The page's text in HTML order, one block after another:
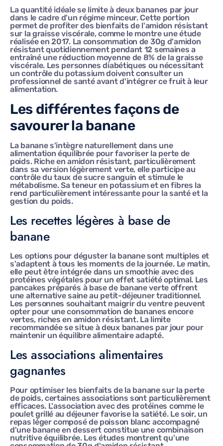
La quantité idéale se limite à deux bananes par jour
dans le cadre d'un régime minceur. Cette portion
permet de profiter des bienfaits de l'amidon résistant
sur la graisse viscérale, comme le montre une étude
réalisée en 2017. La consommation de 30g d'amidon
résistant quotidiennement pendant 12 semaines a
entraîné une réduction moyenne de 8% de la graisse
viscérale. Les personnes diabétiques ou nécessitant
un contrôle du potassium doivent consulter un
professionnel de santé avant d'intégrer ce fruit à leur
alimentation.
Les différentes façons de
savourer la banane
La banane s'intègre naturellement dans une
alimentation équilibrée pour favoriser la perte de
poids. Riche en amidon résistant, particulièrement
dans sa version légèrement verte, elle participe au
contrôle du taux de sucre sanguin et stimule le
métabolisme. Sa teneur en potassium et en fibres la
rend particulièrement intéressante pour la santé et la
gestion du poids.
Les recettes légères à base de
banane
Les options pour déguster la banane sont multiples et
s'adaptent à tous les moments de la journée. Le matin,
elle peut être intégrée dans un smoothie avec des
protéines végétales pour un effet satiété optimal. Les
pancakes préparés à base de banane verte offrent
une alternative saine au petit-déjeuner traditionnel.
Les personnes souhaitant maigrir du ventre peuvent
opter pour une consommation de bananes encore
vertes, riches en amidon résistant. La limite
recommandée se situe à deux bananes par jour pour
maintenir un équilibre alimentaire adapté.
Les associations alimentaires
gagnantes
Pour optimiser les bienfaits de la banane sur la perte
de poids, certaines associations sont particulièrement
efficaces. L'association avec des protéines comme le
poulet grillé au déjeuner favorise la satiété. Le soir, un
repas léger composé de poisson blanc accompagné
d'une banane en dessert constitue une combinaison
nutritive équilibrée. Les études montrent qu'une